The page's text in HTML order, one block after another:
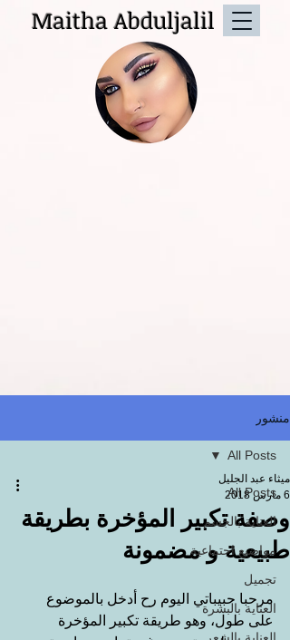
Maitha Abduljalil
منشور
All Posts
العناية بالجسم
مواضيع اجتماعية
تجميل
العناية بالبشرة
All Posts
وصفة تكبير المؤخرة بطريقة
طبيعية و مضمونة
ميثاء عبد الجليل
6 مارس 2018
مرحبا حبيباتي اليوم رح أدخل بالموضوع
على طول، وهو طريقة تكبير المؤخرة